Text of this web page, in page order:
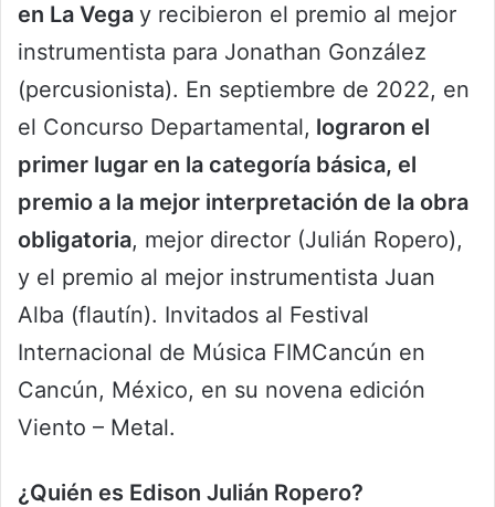
en La Vega y recibieron el premio al mejor
instrumentista para Jonathan González
(percusionista). En septiembre de 2022, en
el Concurso Departamental, lograron el
primer lugar en la categoría básica, el
premio a la mejor interpretación de la obra
obligatoria, mejor director (Julián Ropero),
y el premio al mejor instrumentista Juan
Alba (flautín). Invitados al Festival
Internacional de Música FIMCancún en
Cancún, México, en su novena edición
Viento – Metal.
¿Quién es Edison Julián Ropero?